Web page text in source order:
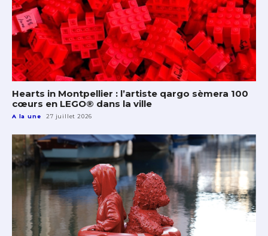
Hearts in Montpellier : l’artiste qargo sèmera 100
cœurs en LEGO® dans la ville
A la une 27 juillet 2026